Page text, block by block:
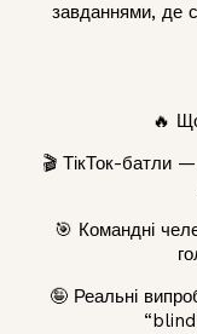
завданнями, де
🔥
🎬 ТікТок-батли
🎯 Командні
🤪 Реальні
“blind